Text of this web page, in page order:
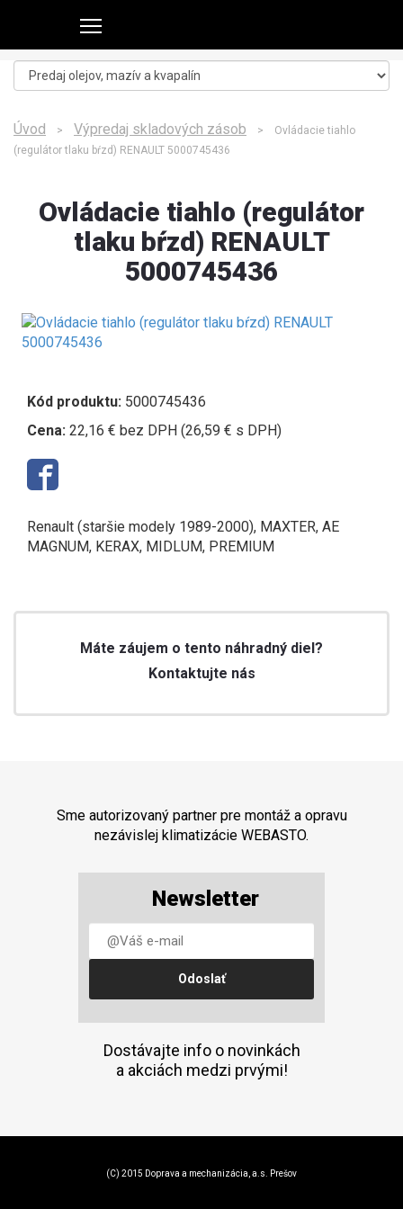
Úvod > Výpredaj skladových zásob > Ovládacie tiahlo
(regulátor tlaku bŕzd) RENAULT 5000745436
Ovládacie tiahlo (regulátor
tlaku bŕzd) RENAULT
5000745436
Kód produktu: 5000745436
Cena: 22,16 € bez DPH (26,59 € s DPH)
Renault (staršie modely 1989-2000), MAXTER, AE
MAGNUM, KERAX, MIDLUM, PREMIUM
Máte záujem o tento náhradný diel?
Kontaktujte nás
Sme autorizovaný partner pre montáž a opravu
nezávislej klimatizácie WEBASTO.
Newsletter
Dostávajte info o novinkách
a akciách medzi prvými!
(C) 2015 Doprava a mechanizácia, a.s. Prešov